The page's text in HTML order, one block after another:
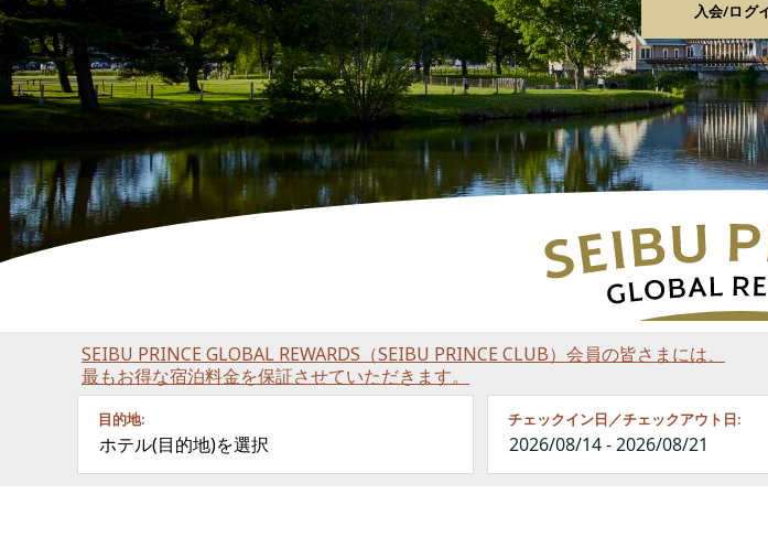
入会/ログ
SEIBU PRINCE GLOBAL REWARDS（SEIBU PRINCE CLUB）会員の皆さまには、
最もお得な宿泊料金を保証させていただきます。
目的地:
ホテル(目的地)を選択
チェックイン日／チェックアウト日: